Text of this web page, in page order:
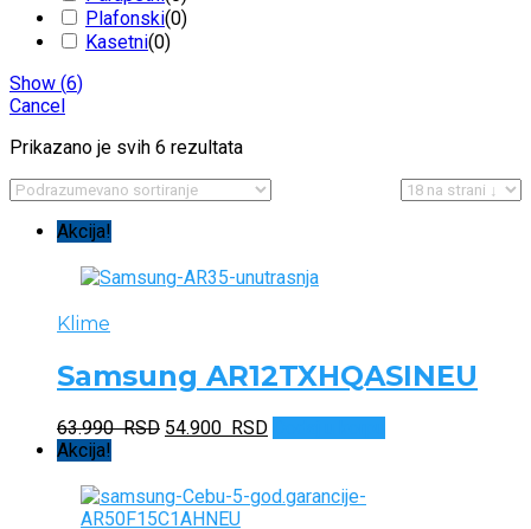
Prikazano je svih 6 rezultata
Akcija!
Klime
Samsung AR12TXHQASINEU
63.990RSD Originalna
bila:
63.990 RSD.
54.900 RSDTrenutna
54.900 RSD.
Akcija!
Plafonski(0)
Kasetni(0)
Show (6)
Cancel